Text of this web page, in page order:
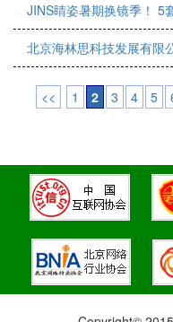
JINS睛姿暑期换镜季！ 5
北京海林思科技发展有限
<< 1 2 3 4 5